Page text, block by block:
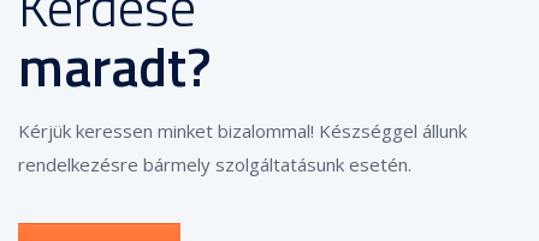
maradt?
Kérjük keressen minket bizalommal! Készséggel állunk
rendelkezésre bármely szolgáltatásunk esetén.